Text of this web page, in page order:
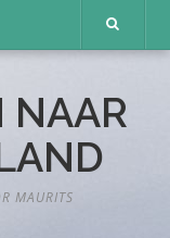
NAAR
MAURITS